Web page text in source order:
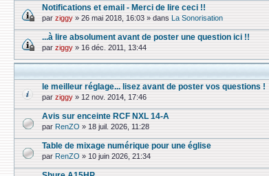
Notifications et email - Merci de lire ceci !!
par ziggy » 26 mai 2018, 16:03 » dans La Sonorisation
...à lire absolument avant de poster une question ici !!
par ziggy » 16 déc. 2011, 13:44
le meilleur réglage... lisez avant de poster vos questions !
par ziggy » 12 nov. 2014, 17:46
Avis sur enceinte RCF NXL 14-A
par RenZO » 18 juil. 2026, 11:28
Table de mixage numérique pour une église
par RenZO » 10 juin 2026, 21:34